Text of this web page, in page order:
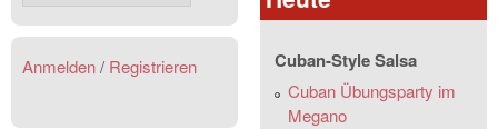
Anmelden/ Registrieren Cuban-Style Salsa
Cuban Übungsparty im
Megano